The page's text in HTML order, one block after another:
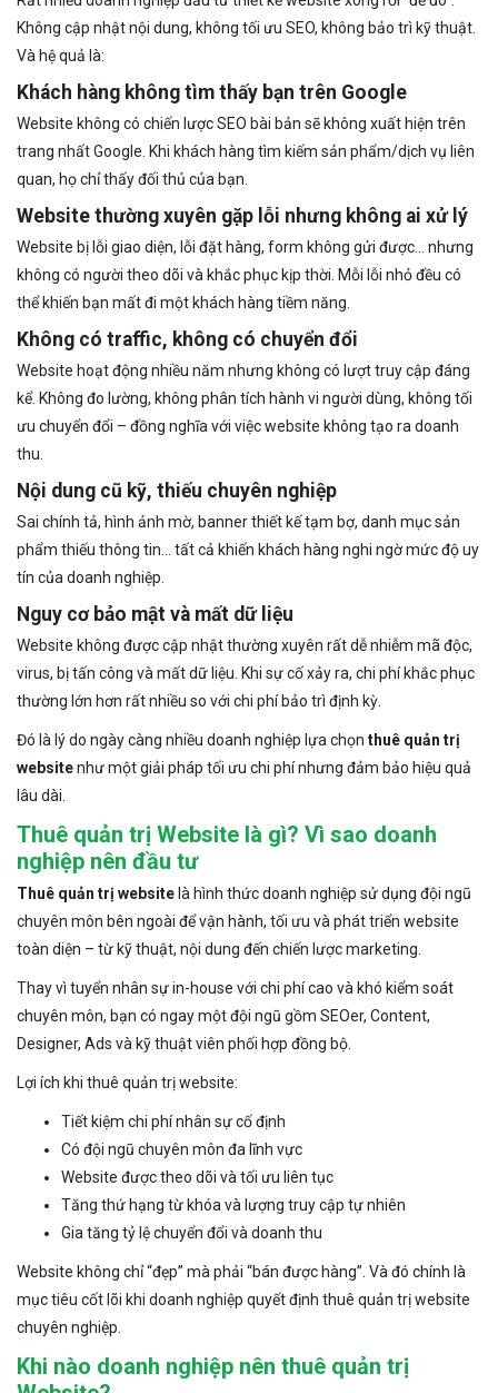
Không cập nhật nội dung, không tối ưu SEO, không bảo trì kỹ thuật.
Và hệ quả là:
Khách hàng không tìm thấy bạn trên Google
Website không có chiến lược SEO bài bản sẽ không xuất hiện trên
trang nhất Google. Khi khách hàng tìm kiếm sản phẩm/dịch vụ liên
quan, họ chỉ thấy đối thủ của bạn.
Website thường xuyên gặp lỗi nhưng không ai xử lý
Website bị lỗi giao diện, lỗi đặt hàng, form không gửi được… nhưng
không có người theo dõi và khắc phục kịp thời. Mỗi lỗi nhỏ đều có
thể khiến bạn mất đi một khách hàng tiềm năng.
Không có traffic, không có chuyển đổi
Website hoạt động nhiều năm nhưng không có lượt truy cập đáng
kể. Không đo lường, không phân tích hành vi người dùng, không tối
ưu chuyển đổi – đồng nghĩa với việc website không tạo ra doanh
thu.
Nội dung cũ kỹ, thiếu chuyên nghiệp
Sai chính tả, hình ảnh mờ, banner thiết kế tạm bợ, danh mục sản
phẩm thiếu thông tin… tất cả khiến khách hàng nghi ngờ mức độ uy
tín của doanh nghiệp.
Nguy cơ bảo mật và mất dữ liệu
Website không được cập nhật thường xuyên rất dễ nhiễm mã độc,
virus, bị tấn công và mất dữ liệu. Khi sự cố xảy ra, chi phí khắc phục
thường lớn hơn rất nhiều so với chi phí bảo trì định kỳ.
Đó là lý do ngày càng nhiều doanh nghiệp lựa chọn thuê quản trị
websitenhư một giải pháp tối ưu chi phí nhưng đảm bảo hiệu quả
lâu dài.
Thuê quản trị Website là gì? Vì sao doanh
nghiệp nên đầu tư
Thuê quản trị website là hình thức doanh nghiệp sử dụng đội ngũ
chuyên môn bên ngoài để vận hành, tối ưu và phát triển website
toàn diện – từ kỹ thuật, nội dung đến chiến lược marketing.
Thay vì tuyển nhân sự in-house với chi phí cao và khó kiểm soát
chuyên môn, bạn có ngay một đội ngũ gồm SEOer, Content,
Designer, Ads và kỹ thuật viên phối hợp đồng bộ.
Lợi ích khi thuê quản trị website:
Tiết kiệm chi phí nhân sự cố định
Có đội ngũ chuyên môn đa lĩnh vực
Website được theo dõi và tối ưu liên tục
Tăng thứ hạng từ khóa và lượng truy cập tự nhiên
Gia tăng tỷ lệ chuyển đổi và doanh thu
Website không chỉ “đẹp” mà phải “bán được hàng”. Và đó chính là
mục tiêu cốt lõi khi doanh nghiệp quyết định thuê quản trị website
chuyên nghiệp.
Khi nào doanh nghiệp nên thuê quản trị